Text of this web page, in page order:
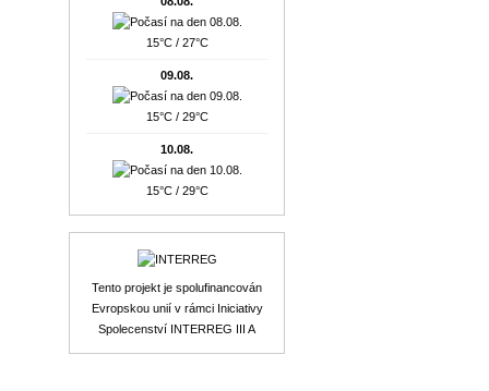
15°C / 27°C
09.08.
15°C / 29°C
10.08.
15°C / 29°C
Tento projekt je spolufinancován
Evropskou unií v rámci Iniciativy
Spolecenství INTERREG III A